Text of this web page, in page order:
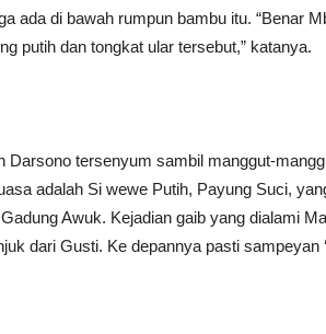
ada di bawah rumpun bambu itu. “Benar
putih dan tongkat ular tersebut,” katanya.
Darsono tersenyum sambil manggut-
adalah Si wewe Putih, Payung Suci,
Awuk. Kejadian gaib yang dialami
dari Gusti. Ke depannya pasti sampeyan